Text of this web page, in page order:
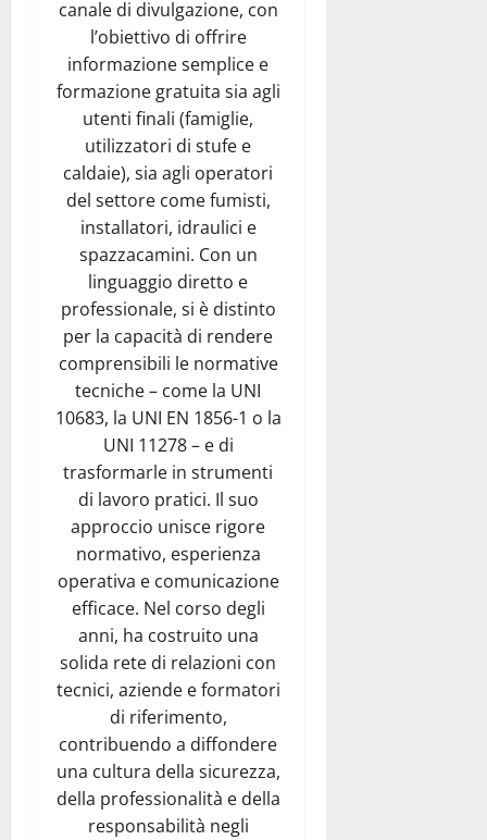
canale di divulgazione, con
l’obiettivo di offrire
informazione semplice e
formazione gratuita sia agli
utenti finali (famiglie,
utilizzatori di stufe e
caldaie), sia agli operatori
del settore come fumisti,
installatori, idraulici e
spazzacamini. Con un
linguaggio diretto e
professionale, si è distinto
per la capacità di rendere
comprensibili le normative
tecniche – come la UNI
10683, la UNI EN 1856-1 o la
UNI 11278 – e di
trasformarle in strumenti
di lavoro pratici. Il suo
approccio unisce rigore
normativo, esperienza
operativa e comunicazione
efficace. Nel corso degli
anni, ha costruito una
solida rete di relazioni con
tecnici, aziende e formatori
di riferimento,
contribuendo a diffondere
una cultura della sicurezza,
della professionalità e della
responsabilità negli